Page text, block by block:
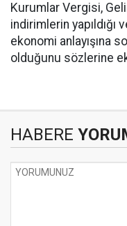
Kurumlar Vergisi,
indirimlerin yapıldığı
ekonomi anlayışına
olduğunu sözlerine
HABERE